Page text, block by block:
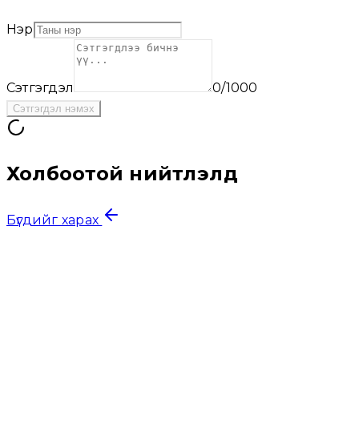
Нэр
Сэтгэгдэл 0/1000
Сэтгэгдэл нэмэх
Холбоотой нийтлэлүүд
Бүгдийг харах